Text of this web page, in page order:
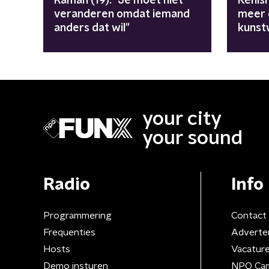
veranderen omdat iemand
anders dat wil"
meer
your city
your sound
Radio
Programmering
Frequenties
Hosts
Demo insturen
Info
Contact
NPO